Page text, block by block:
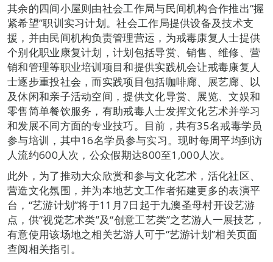
其余的四间小屋则由社会工作局与民间机构合作推出“握
紧希望”职训实习计划。社会工作局提供设备及技术支
援，并由民间机构负责管理营运，为戒毒康复人士提供
个别化职业康复计划，计划包括导赏、销售、维修、营
销和管理等职业培训项目和提供实践机会让戒毒康复人
士逐步重投社会，而实践项目包括咖啡廊、展艺廊、以
及休闲和亲子活动空间，提供文化导赏、展览、文娱和
零售简单餐饮服务，有助戒毒人士发挥文化艺术并学习
和发展不同方面的专业技巧。目前，共有35名戒毒学员
参与培训，其中16名学员参与实习。现时每周平均到访
人流约600人次，公众假期达800至1,000人次。
此外，为了推动大众欣赏和参与文化艺术，活化社区、
营造文化氛围，并为本地艺文工作者拓建更多的表演平
台，“艺游计划”将于11月7日起于九澳圣母村开设艺游
点，供“视觉艺术类”及“创意工艺类”之艺游人一展技艺，
有意使用该场地之相关艺游人可于“艺游计划”相关页面
查阅相关指引。